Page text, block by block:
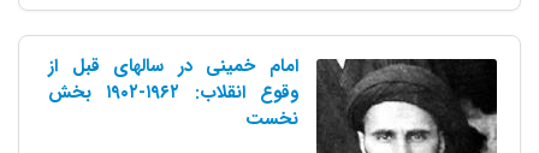
امام خمینی در سالهای قبل از
وقوع انقلاب: ۱۹۶۲-۱۹۰۲ بخش
نخست